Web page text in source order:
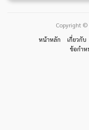
Copyright ©
หน้าหลัก
เกี่ยวกับ
ข้อกำห